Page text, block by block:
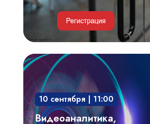
Видеоаналитика,
автоматизированный
видеоконтроль
технологических
процессов,
10 сентября | 11:00
Видеоаналитика,